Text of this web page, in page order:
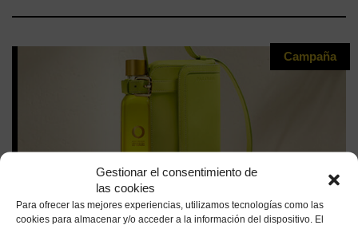
Gestionar el consentimiento de
las cookies
Para ofrecer las mejores experiencias, utilizamos tecnologías como las
cookies para almacenar y/o acceder a la información del dispositivo. El
Campaña